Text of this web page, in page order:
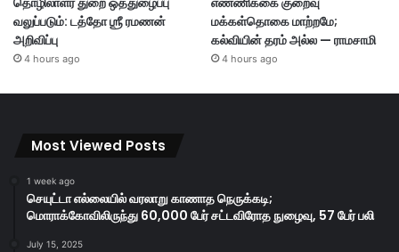
வலுப்படும்: டத்தோ ஶ்ரீ ரமணன்
அறிவிப்பு
4 hours ago
மக்கள்தொகை மாற்றமே;
கல்வியின் தரம் அல்ல — ராமசாமி
4 hours ago
Most Viewed Posts
1 week ago
செயுட்டா எல்லையில் வரலாறு காணாத நெருக்கடி;
மொராக்கோவிலிருந்து 60,000 பேர் சட்டவிரோத நுழைவு, 57 பேர் பலி
July 15, 2025